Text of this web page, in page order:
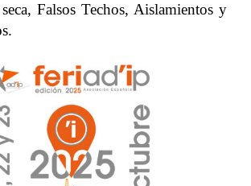
Falsos Techos, Aislamientos y